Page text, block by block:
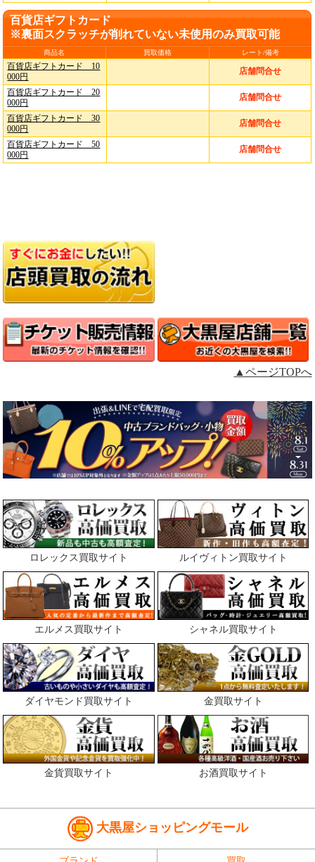
百貨店ギフトカード
※裏面スクラッチが削れていない未使用のみ買取可能
商品名 買取価格 レート/備考
百貨店ギフトカード 10
000円
店舗問合せ
百貨店ギフトカード 20
000円
店舗問合せ
百貨店ギフトカード 30
000円
店舗問合せ
百貨店ギフトカード 50
000円
店舗問合せ
▲ページTOPへ
ロレックス買取サイト ルイヴィトン買取サイト
エルメス買取サイト シャネル買取サイト
ダイヤモンド買取サイト 金買取サイト
金貨買取サイト お酒買取サイト
大黒屋ショッピングモール